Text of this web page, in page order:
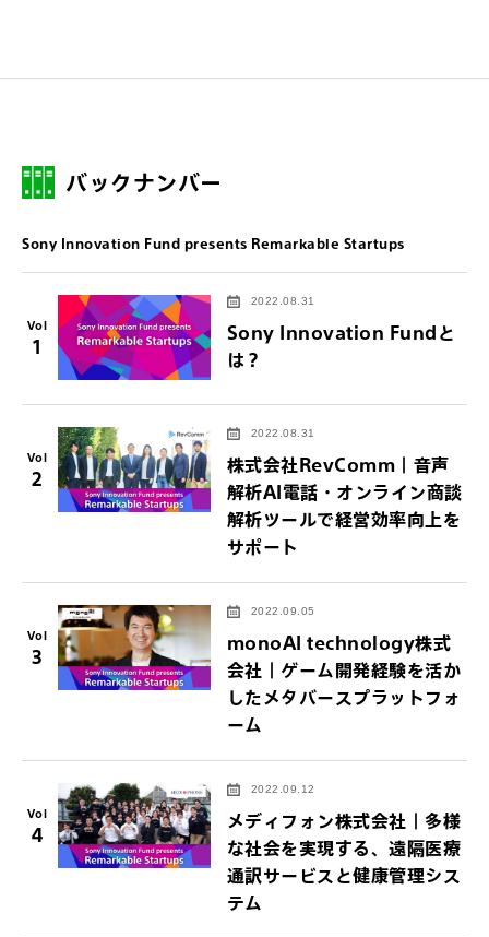
バックナンバー
Sony Innovation Fund presents Remarkable Startups
Vol
1
2022.08.31
Sony Innovation Fundと
は？
Vol
2
2022.08.31
株式会社RevComm｜音声
解析AI電話・オンライン商談
解析ツールで経営効率向上を
サポート
Vol
3
2022.09.05
monoAI technology株式
会社｜ゲーム開発経験を活か
したメタバースプラットフォ
ーム
Vol
4
2022.09.12
メディフォン株式会社｜多様
な社会を実現する、遠隔医療
通訳サービスと健康管理シス
テム